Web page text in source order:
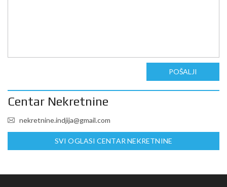
POŠALJI
Centar Nekretnine
nekretnine.indjija@gmail.com
SVI OGLASI CENTAR NEKRETNINE